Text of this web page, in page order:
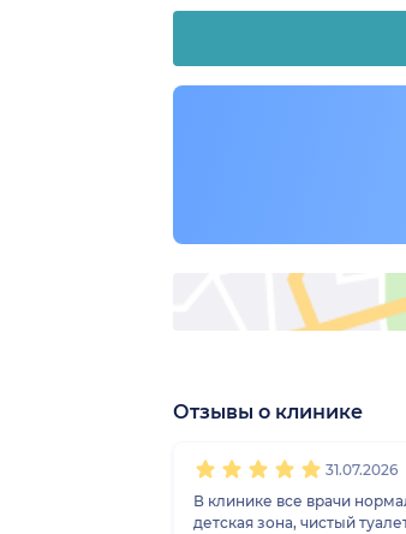
Отзывы о клинике
31.07.2026
В клинике все врачи
детская зона, чистый